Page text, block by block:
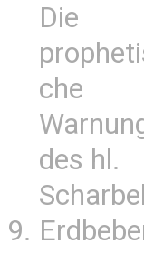
Die
che
des hl.
Scharbel